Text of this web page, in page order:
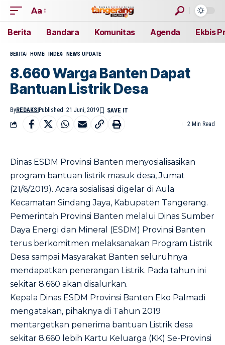
Aa
Berita Bandara Komunitas Agenda Ekbis
BERITA HOME INDEX NEWS UPDATE
8.660 Warga Banten Dapat
Bantuan Listrik Desa
ByREDAKSI Published: 21 Juni, 2019
2 Min Read
Dinas ESDM Provinsi Banten menyosialisasikan
program bantuan listrik masuk desa, Jumat
(21/6/2019). Acara sosialisasi digelar di Aula
Kecamatan Sindang Jaya, Kabupaten Tangerang.
Pemerintah Provinsi Banten melalui Dinas Sumber
Daya Energi dan Mineral (ESDM) Provinsi Banten
terus berkomitmen melaksanakan Program Listrik
Desa sampai Masyarakat Banten seluruhnya
mendapatkan penerangan Listrik. Pada tahun ini
sekitar 8.660 akan disalurkan.
Kepala Dinas ESDM Provinsi Banten Eko Palmadi
mengatakan, pihaknya di Tahun 2019
mentargetkan penerima bantuan Listrik desa
sekitar 8.660 lebih Kartu Keluarga (KK) Se-Provinsi